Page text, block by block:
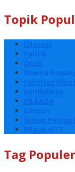
Topik
Tag Populer